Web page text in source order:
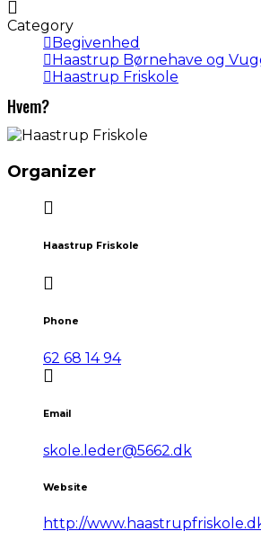
Category
Begivenhed
Haastrup Børnehave og
Haastrup Friskole
Hvem?
Organizer
Haastrup Friskole
Phone
62 68 14 94
Email
skole.leder@5662.dk
Website
http://